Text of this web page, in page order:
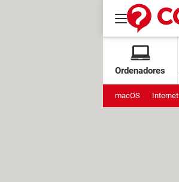
Ordenadores
macOS Internet